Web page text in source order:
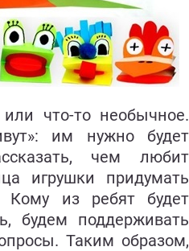
что-то необычное.
им нужно будет
чем любит
игрушки придумать
Кому из ребят будет
будем поддерживать
Таким образом,